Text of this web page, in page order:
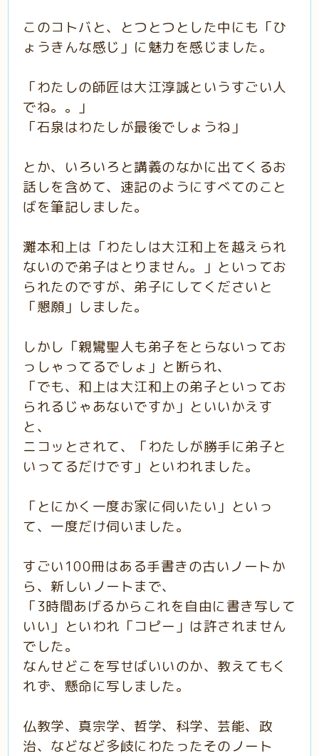
このコトバと、とつとつとした中にも「ひ
ょうきんな感じ」に魅力を感じました。
「わたしの師匠は大江淳誠というすごい人
でね。。」
「石泉はわたしが最後でしょうね」
とか、いろいろと講義のなかに出てくるお
話しを含めて、速記のようにすべてのこと
ばを筆記しました。
灘本和上は「わたしは大江和上を越えられ
ないので弟子はとりません。」といってお
られたのですが、弟子にしてくださいと
「懇願」しました。
しかし「親鸞聖人も弟子をとらないってお
っしゃってるでしょ」と断られ、
「でも、和上は大江和上の弟子といってお
られるじゃあないですか」といいかえす
と、
ニコッとされて、「わたしが勝手に弟子と
いってるだけです」といわれました。
「とにかく一度お家に伺いたい」といっ
て、一度だけ伺いました。
すごい100冊はある手書きの古いノートか
ら、新しいノートまで、
「3時間あげるからこれを自由に書き写して
いい」といわれ「コピー」は許されません
でした。
なんせどこを写せばいいのか、教えてもく
れず、懸命に写しました。
仏教学、真宗学、哲学、科学、芸能、政
治、などなど多岐にわたったそのノート